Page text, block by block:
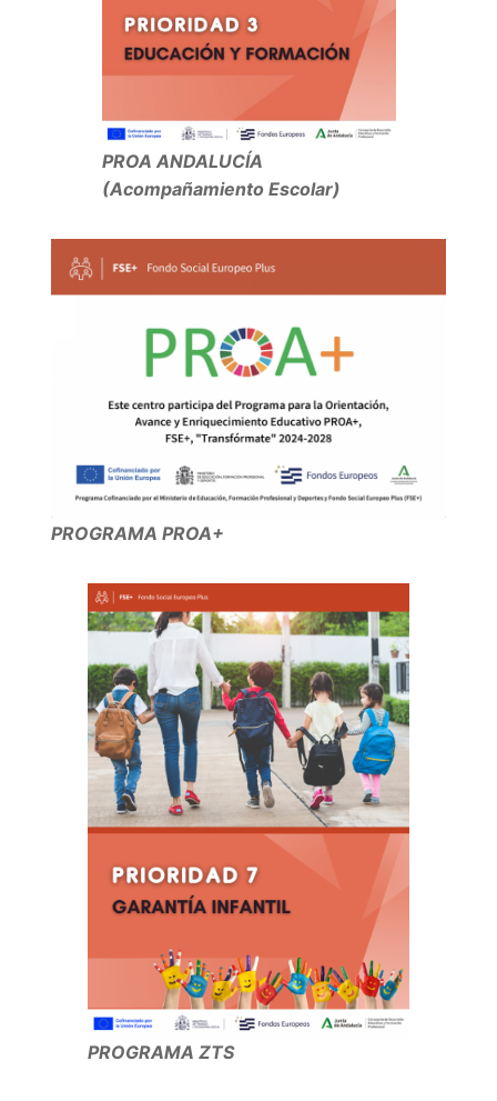
PROA ANDALUCÍA
(Acompañamiento Escolar)
PROGRAMA PROA+
PROGRAMA ZTS